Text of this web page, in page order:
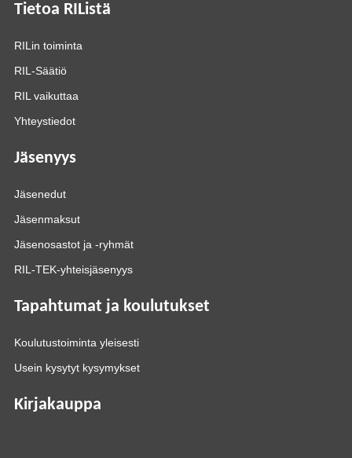
Tietoa RIListä
RILin toiminta
RIL-Säätiö
RIL vaikuttaa
Yhteystiedot
Jäsenyys
Jäsenedut
Jäsenmaksut
Jäsenosastot ja -ryhmät
RIL-TEK-yhteisjäsenyys
Tapahtumat ja koulutukset
Koulutustoiminta yleisesti
Usein kysytyt kysymykset
Kirjakauppa